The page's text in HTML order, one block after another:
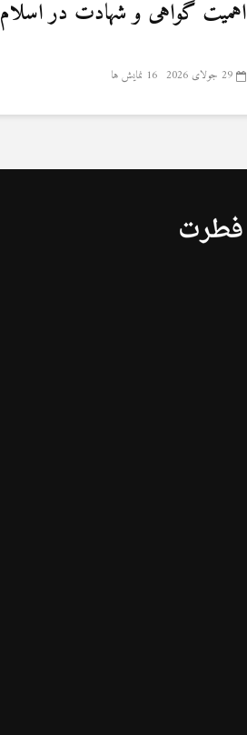
اهمیت گواهی و شهادت در اسلام
29 جولای 2026 16 نمایش ها